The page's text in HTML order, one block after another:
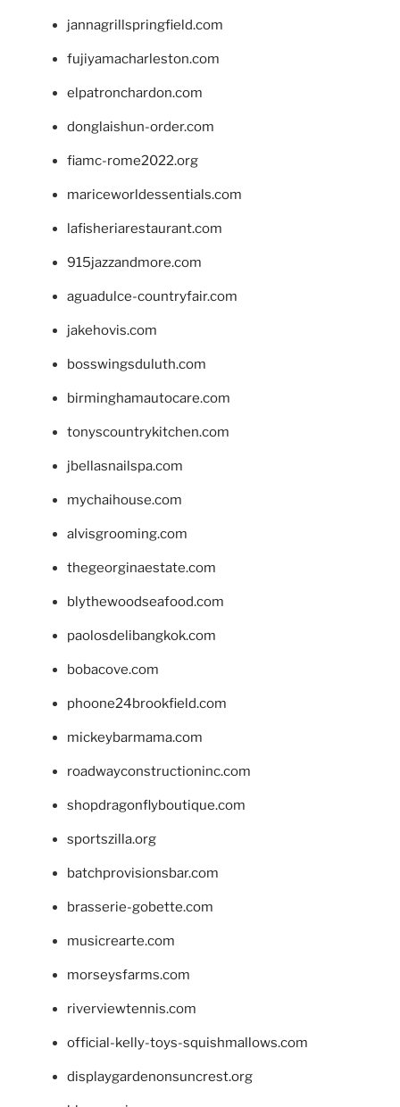
jannagrillspringfield.com
fujiyamacharleston.com
elpatronchardon.com
donglaishun-order.com
fiamc-rome2022.org
mariceworldessentials.com
lafisheriarestaurant.com
915jazzandmore.com
aguadulce-countryfair.com
jakehovis.com
bosswingsduluth.com
birminghamautocare.com
tonyscountrykitchen.com
jbellasnailspa.com
mychaihouse.com
alvisgrooming.com
thegeorginaestate.com
blythewoodseafood.com
paolosdelibangkok.com
bobacove.com
phoone24brookfield.com
mickeybarmama.com
roadwayconstructioninc.com
shopdragonflyboutique.com
sportszilla.org
batchprovisionsbar.com
brasserie-gobette.com
musicrearte.com
morseysfarms.com
riverviewtennis.com
official-kelly-toys-squishmallows.com
displaygardenonsuncrest.org